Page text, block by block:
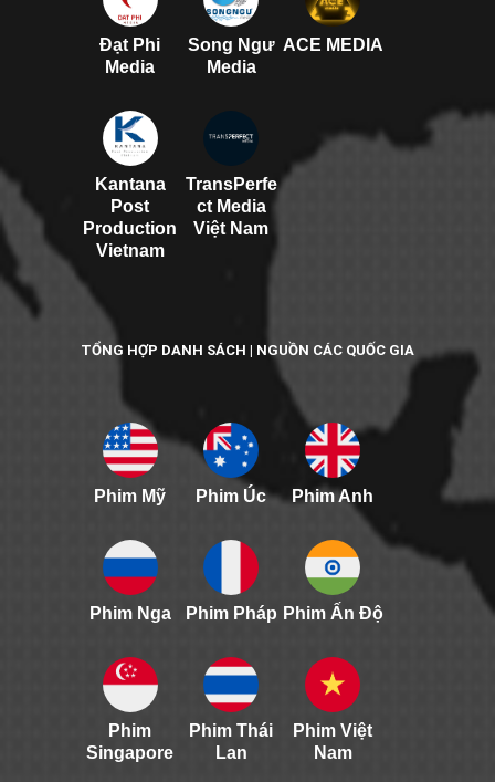
Đạt Phi
Media
Song Ngư
Media
ACE MEDIA
Kantana
Post
Production
Vietnam
TransPerfe
ct Media
Việt Nam
TỔNG HỢP DANH SÁCH | NGUỒN CÁC QUỐC GIA
Phim Mỹ Phim Úc Phim Anh
Phim Nga Phim Pháp Phim Ấn Độ
Phim
Singapore
Phim Thái
Lan
Phim Việt
Nam